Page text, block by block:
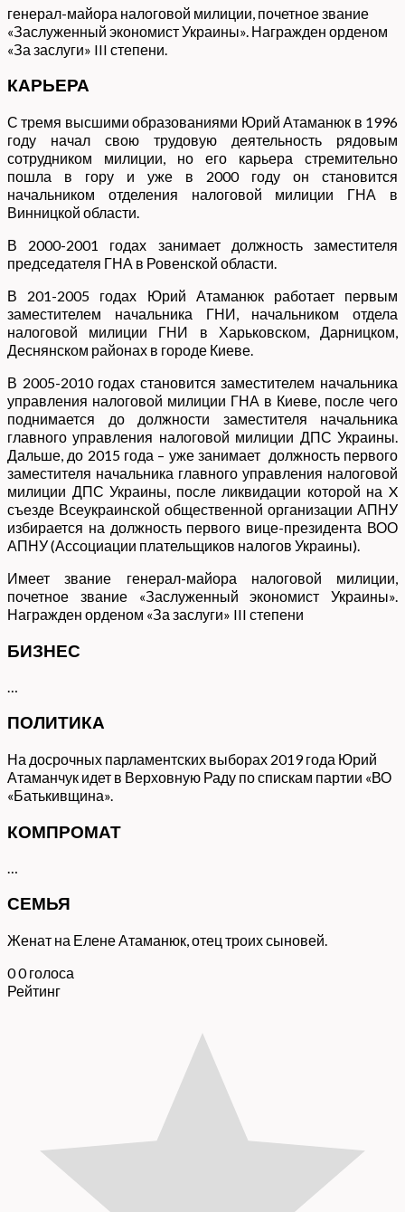
генерал-майора налоговой милиции, почетное звание
«Заслуженный экономист Украины». Награжден орденом
«За заслуги» III степени.
КАРЬЕРА
С тремя высшими образованиями Юрий Атаманюк в 1996
году начал свою трудовую деятельность рядовым
сотрудником милиции, но его карьера стремительно
пошла в гору и уже в 2000 году он становится
начальником отделения налоговой милиции ГНА в
Винницкой области.
В 2000-2001 годах занимает должность заместителя
председателя ГНА в Ровенской области.
В 201-2005 годах Юрий Атаманюк работает первым
заместителем начальника ГНИ, начальником отдела
налоговой милиции ГНИ в Харьковском, Дарницком,
Деснянском районах в городе Киеве.
В 2005-2010 годах становится заместителем начальника
управления налоговой милиции ГНА в Киеве, после чего
поднимается до должности заместителя начальника
главного управления налоговой милиции ДПС Украины.
Дальше, до 2015 года – уже занимает должность первого
заместителя начальника главного управления налоговой
милиции ДПС Украины, после ликвидации которой на X
съезде Всеукраинской общественной организации АПНУ
избирается на должность первого вице-президента ВОО
АПНУ (Ассоциации плательщиков налогов Украины).
Имеет звание генерал-майора налоговой милиции,
почетное звание «Заслуженный экономист Украины».
Награжден орденом «За заслуги» III степени
БИЗНЕС
…
ПОЛИТИКА
На досрочных парламентских выборах 2019 года Юрий
Атаманчук идет в Верховную Раду по спискам партии «ВО
«Батькивщина».
КОМПРОМАТ
…
СЕМЬЯ
Женат на Елене Атаманюк, отец троих сыновей.
00 голоса
Рейтинг